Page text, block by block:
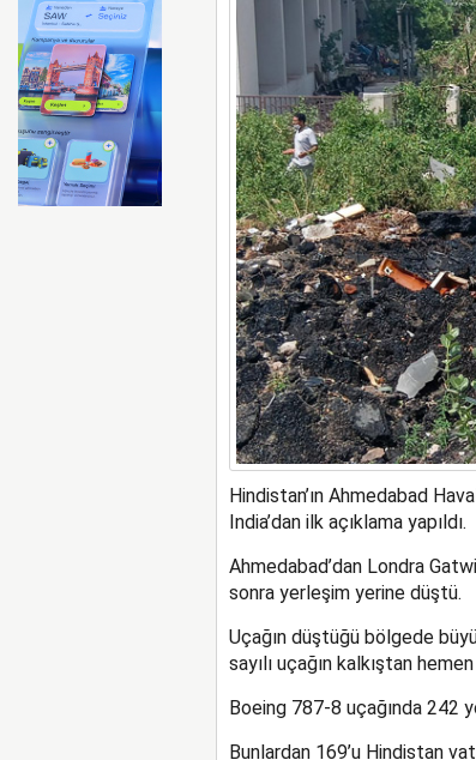
FAA Marine
Hindistan’ın Ahmedabad
India’dan ilk açıklama yapıldı.
Ahmedabad’dan Londra
sonra yerleşim yerine düştü.
Uçağın düştüğü bölgede
sayılı uçağın kalkıştan
Boeing 787-8 uçağında 242
Bunlardan 169’u Hindistan